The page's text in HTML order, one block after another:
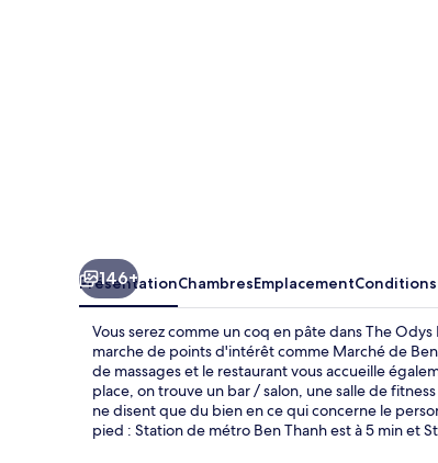
146+
PrésentationChambresEmplacementConditions
Vous serez comme un coq en pâte dans The
marche de points d'intérêt comme Marché de
de massages et le restaurant vous accueille
place, on trouve un bar / salon, une salle de
ne disent que du bien en ce qui concerne le
pied : Station de métro Ben Thanh est à 5 min et